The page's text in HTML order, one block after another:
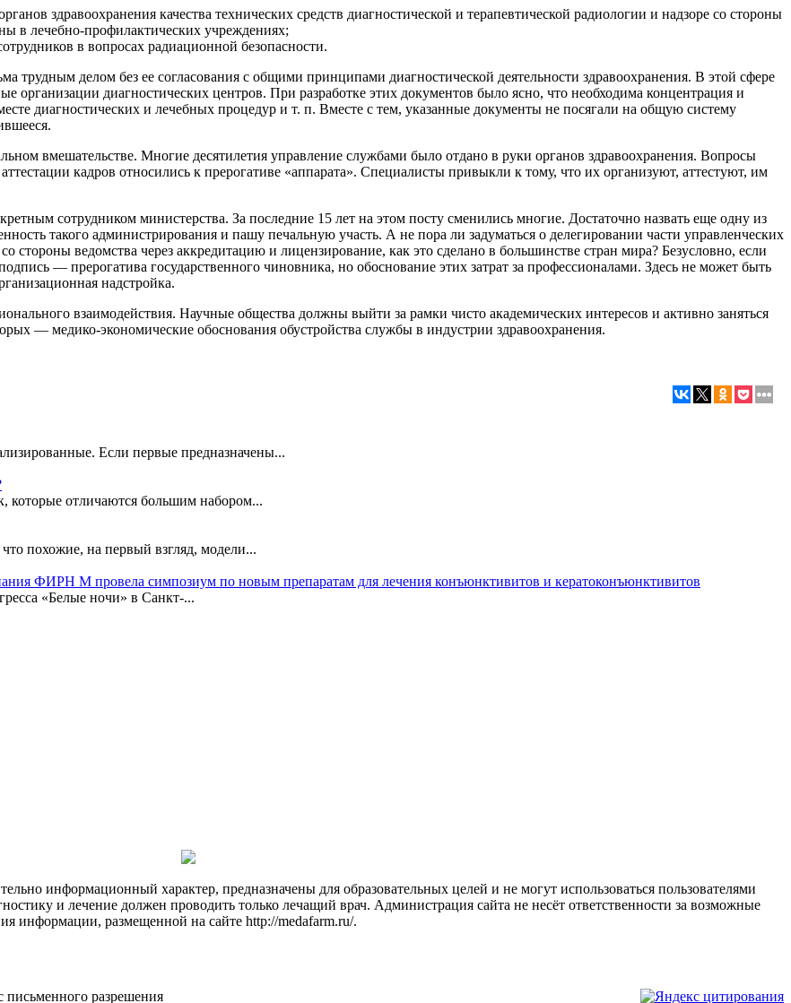
здравоохранения качества технических средств диагностической и терапевтической радиологии и надзоре со стороны
в лечебно-профилактических учреждениях;
в вопросах радиационной безопасности.
трудным делом без ее согласования с общими принципами диагностической деятельности здравоохранения. В этой сфере
организации диагностических центров. При разработке этих документов было ясно, что необходима концентрация и
диагностических и лечебных процедур и т. п. Вместе с тем, указанные документы не посягали на общую систему
вмешательстве. Многие десятилетия управление службами было отдано в руки органов здравоохранения. Вопросы
кадров относились к прерогативе «аппарата». Специалисты привыкли к тому, что их организуют, аттестуют, им
сотрудником министерства. За последние 15 лет на этом посту сменились многие. Достаточно назвать еще одну из
такого администрирования и пашу печальную участь. А не пора ли задуматься о делегировании части управленческих
ведомства через аккредитацию и лицензирование, как это сделано в большинстве стран мира? Безусловно, если
— прерогатива государственного чиновника, но обоснование этих затрат за профессионалами. Здесь не может быть
надстройка.
взаимодействия. Научные общества должны выйти за рамки чисто академических интересов и активно заняться
— медико-экономические обоснования обустройства службы в индустрии здравоохранения.
Если первые предназначены...
которые отличаются большим набором...
похожие, на первый взгляд, модели...
ФИРН М провела симпозиум по новым препаратам для лечения конъюнктивитов и кератоконъюнктивитов
«Белые ночи» в Санкт-...
информационный характер, предназначены для образовательных целей и не могут использоваться пользователями
и лечение должен проводить только лечащий врач. Администрация сайта не несёт ответственности за возможные
информации, размещенной на сайте http://medafarm.ru/.
разрешения